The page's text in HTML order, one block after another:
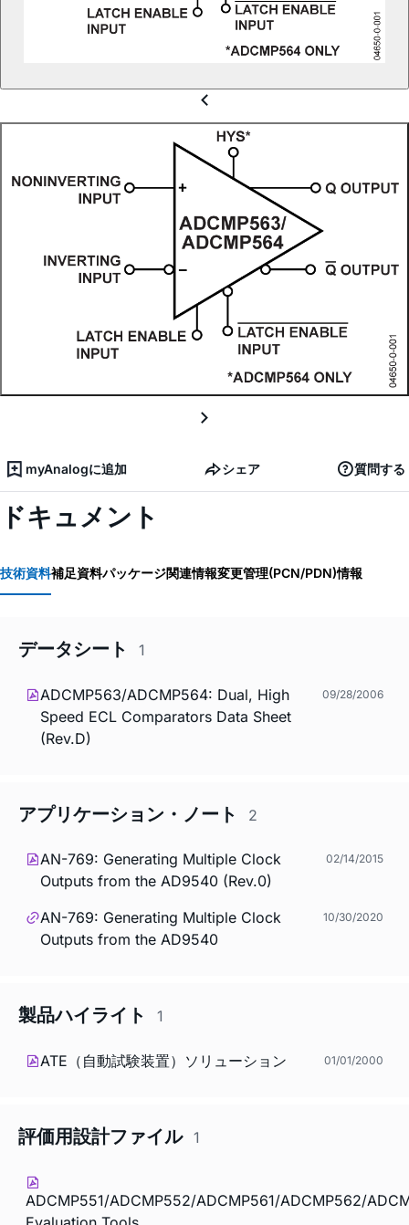
myAnalogに追加 シェア 質問する
ドキュメント
技術資料補足資料パッケージ関連情報変更管理(PCN/PDN)情報
データシート 1
ADCMP563/ADCMP564: Dual, High
Speed ECL Comparators Data Sheet
(Rev.D)
09/28/2006
アプリケーション・ノート 2
AN-769: Generating Multiple Clock
Outputs from the AD9540 (Rev.0)
02/14/2015
AN-769: Generating Multiple Clock
Outputs from the AD9540
10/30/2020
製品ハイライト 1
ATE（自動試験装置）ソリューション 01/01/2000
評価用設計ファイル 1
ADCMP551/ADCMP552/ADCMP561/ADCMP562/